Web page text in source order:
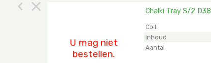
U mag niet
bestellen.
Chalki Tray S/2
Colli
Inhoud
Aantal
Chalki Tray S/2 D38*7cm
U moet ingelogd zijn om te kunnen